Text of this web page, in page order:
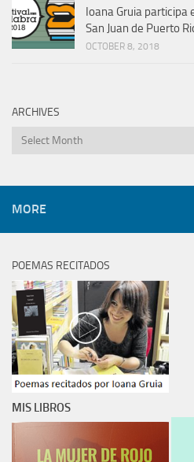
Ioana Gruia participa
San Juan de Puerto
OCTOBER 8, 2018
ARCHIVES
Archives
MORE
POEMAS RECITADOS
MIS LIBROS